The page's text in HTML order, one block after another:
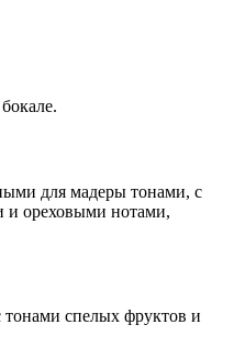
для мадеры тонами, с
и ореховыми нотами,
спелых фруктов и